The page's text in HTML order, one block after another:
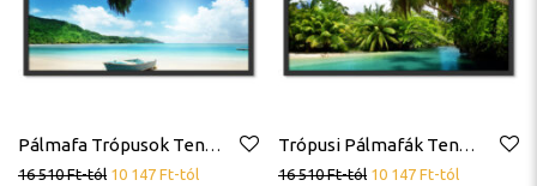
Pálmafa Trópusok Tengerpart Poszter
16 510Ft-tól 10 147 Ft-tól
Trópusi Pálmafák Tengerpart Poszter
16 510Ft-tól 10 147 Ft-tól